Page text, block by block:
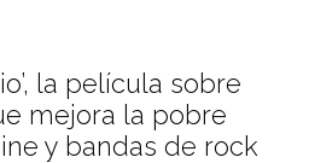
la película sobre
mejora la pobre
y bandas de rock